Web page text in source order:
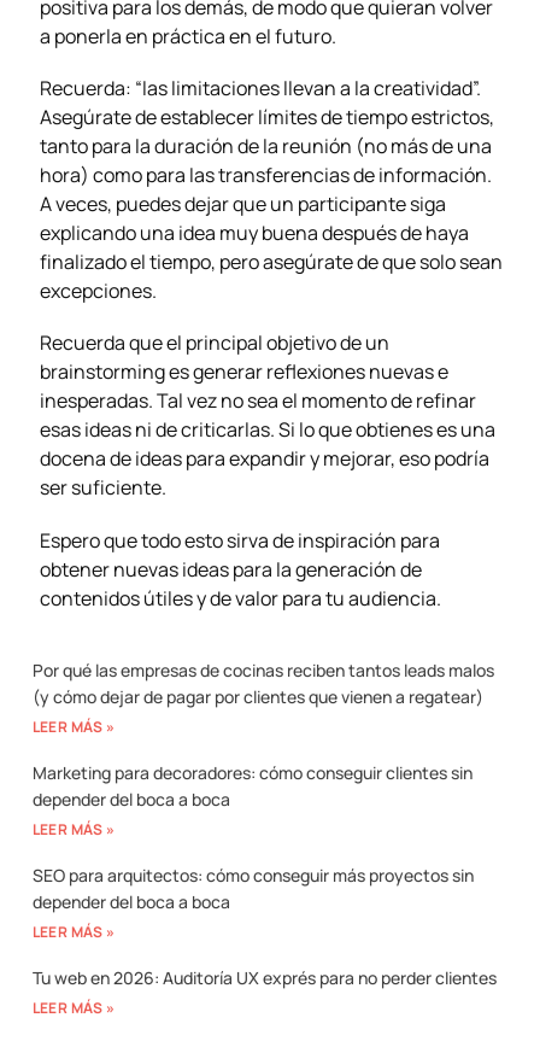
positiva para los demás, de modo que quieran volver
a ponerla en práctica en el futuro.
Recuerda: “las limitaciones llevan a la creatividad”.
Asegúrate de establecer límites de tiempo estrictos,
tanto para la duración de la reunión (no más de una
hora) como para las transferencias de información.
A veces, puedes dejar que un participante siga
explicando una idea muy buena después de haya
finalizado el tiempo, pero asegúrate de que solo sean
excepciones.
Recuerda que el principal objetivo de un
brainstorming es generar reflexiones nuevas e
inesperadas. Tal vez no sea el momento de refinar
esas ideas ni de criticarlas. Si lo que obtienes es una
docena de ideas para expandir y mejorar, eso podría
ser suficiente.
Espero que todo esto sirva de inspiración para
obtener nuevas ideas para la generación de
contenidos útiles y de valor para tu audiencia.
Por qué las empresas de cocinas reciben tantos leads malos
(y cómo dejar de pagar por clientes que vienen a regatear)
LEER MÁS »
Marketing para decoradores: cómo conseguir clientes sin
depender del boca a boca
LEER MÁS »
SEO para arquitectos: cómo conseguir más proyectos sin
depender del boca a boca
LEER MÁS »
Tu web en 2026: Auditoría UX exprés para no perder clientes
LEER MÁS »